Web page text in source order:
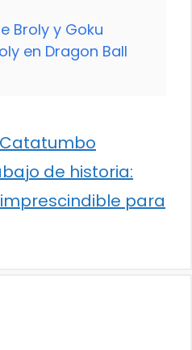
Broly y Goku
en Dragon Ball
de historia:
para